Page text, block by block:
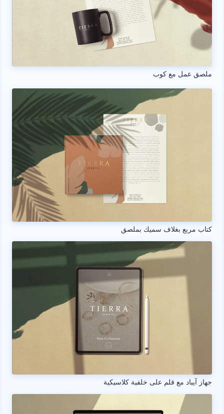
ملصق عمل مع كوب
كتاب مربع بغلاف سميك بملصق
جهاز آيباد مع قلم على خلفية كلاسيكية